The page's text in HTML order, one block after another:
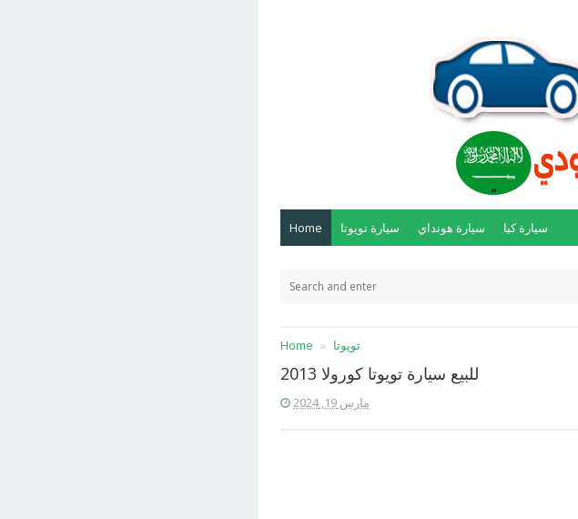
Home سيارة تويوتا سيارة هونداي سيارة كيا
Home تويوتا
للبيع سيارة تويوتا كورولا 2013
مارس 19, 2024